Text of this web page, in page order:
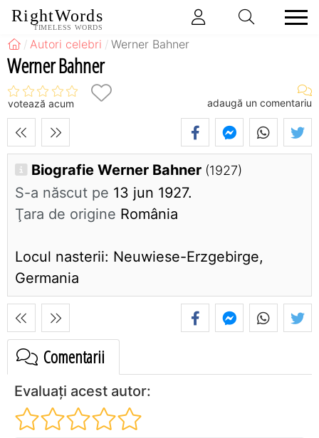
RightWords
TIMELESS WORDS
Autori celebri Werner Bahner
Werner Bahner
votează acum adaugă un comentariu
Biografie Werner Bahner (1927)
S-a născut pe 13 jun 1927.
Ţara de origine România
Locul nasterii: Neuwiese-Erzgebirge,
Germania
Comentarii
Evaluați acest autor: